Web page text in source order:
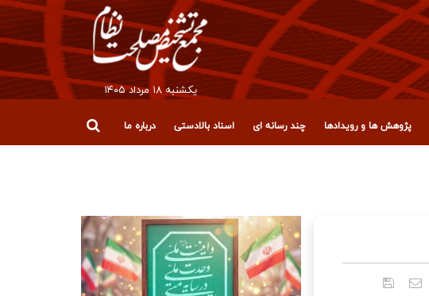
يکشنبه ۱۸ مرداد ۱۴۰۵
پژوهش ها و رویدادها چند رسانه ای اسناد بالادستی درباره ما